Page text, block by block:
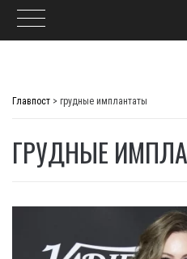
Главпост > грудные имплантаты
ГРУДНЫЕ